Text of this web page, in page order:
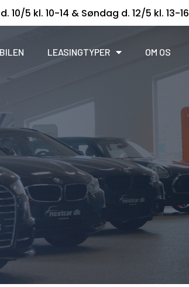
5 kl. 10-14 & Søndag d. 12/5 kl. 13-16
LEASINGTYPER OM OS